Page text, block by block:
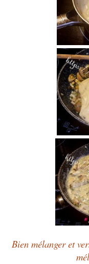
Bien mélanger et